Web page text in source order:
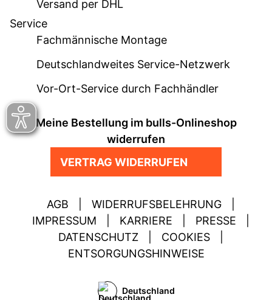
Versand per DHL
Service
Fachmännische Montage
Deutschlandweites Service-Netzwerk
Vor-Ort-Service durch Fachhändler
Meine Bestellung im bulls-Onlineshop
widerrufen
VERTRAG WIDERRUFEN
AGB WIDERRUFSBELEHRUNG
IMPRESSUM
KARRIERE PRESSE
DATENSCHUTZ
COOKIES
ENTSORGUNGSHINWEISE
Deutschland